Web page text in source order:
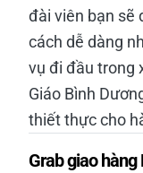
đài viên bạn sẽ
cách dễ dàng
vụ đi đầu trong
Giáo Bình
thiết thực cho
Grab giao